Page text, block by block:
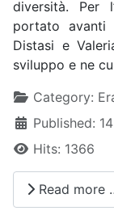
diversità. Per
portato avanti
Distasi e
sviluppo e ne
DetailsCategory:
Published:
Hits: 1366
Read more